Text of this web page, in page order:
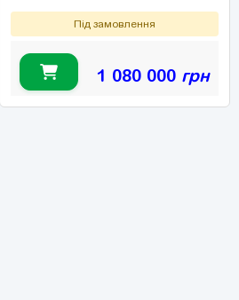
Під замовлення
1 080 000 грн